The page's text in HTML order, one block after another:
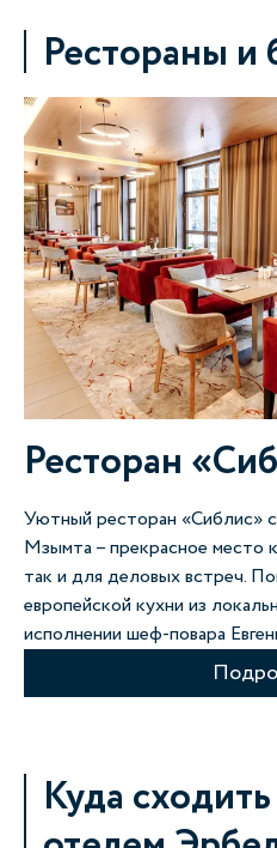
Рестораны и
Ресторан
Уютный ресторан «Сиблис»
Мзымта – прекрасное место
так и для деловых встреч.
европейской кухни из
исполнении шеф-повара
Куда